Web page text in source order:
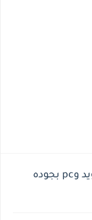
أخر المواضيع من قسم : العاب للاندرويد وpc بجوده